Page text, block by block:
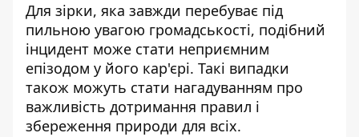
Для зірки, яка завжди перебуває під
пильною увагою громадськості, подібний
інцидент може стати неприємним
епізодом у його кар'єрі. Такі випадки
також можуть стати нагадуванням про
важливість дотримання правил і
збереження природи для всіх.